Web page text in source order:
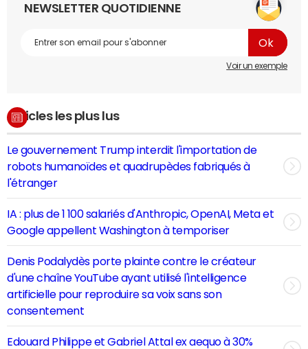
NEWSLETTER QUOTIDIENNE
Voir un exemple
Articles les plus lus
Le gouvernement Trump interdit l'importation de
robots humanoïdes et quadrupèdes fabriqués à
l'étranger
IA : plus de 1 100 salariés d'Anthropic, OpenAI, Meta et
Google appellent Washington à temporiser
Denis Podalydès porte plainte contre le créateur
d'une chaîne YouTube ayant utilisé l'intelligence
artificielle pour reproduire sa voix sans son
consentement
Edouard Philippe et Gabriel Attal ex aequo à 30%